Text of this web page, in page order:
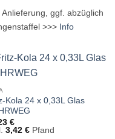
Anlieferung, ggf. abzüglich
>>> Info
Kola 24 x 0,33L Glas
€
3,42 €Pfand